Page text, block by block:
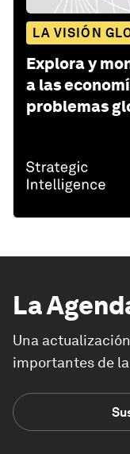
LA VISIÓN
Explora y
a las
problemas
La
Una
importantes de